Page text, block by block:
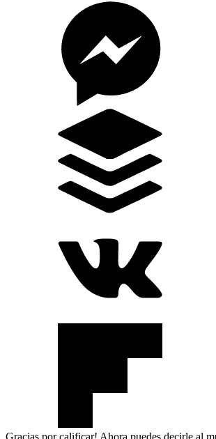
Gracias por calificar! Ahora puedes decirle al